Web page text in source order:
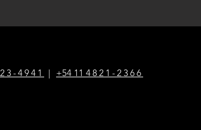
4941 | +54 1 1 4821-2366